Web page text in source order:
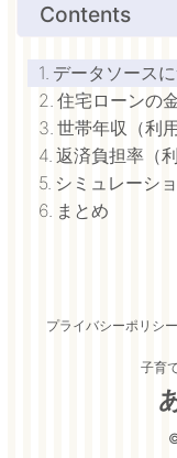
Contents
データソース
住宅ローンの
世帯年収（利
返済負担率（
シミュレーシ
まとめ
プライバシーポリシ
子育